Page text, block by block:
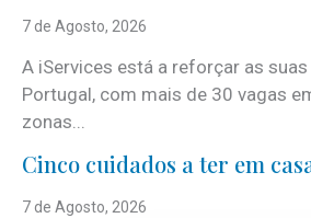
7 de Agosto, 2026
A iServices está a reforçar as
Portugal, com mais de 30 vagas
zonas...
Cinco cuidados a ter em
7 de Agosto, 2026